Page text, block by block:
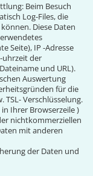
Beim Besuch
Log-Files, die
Diese Daten
Seite), IP -Adresse
uhrzeit der
und URL).
Auswertung
für die
TSL- Verschlüsselung.
Ihrer Browserzeile )
nichtkommerziellen
mit anderen
der Daten und